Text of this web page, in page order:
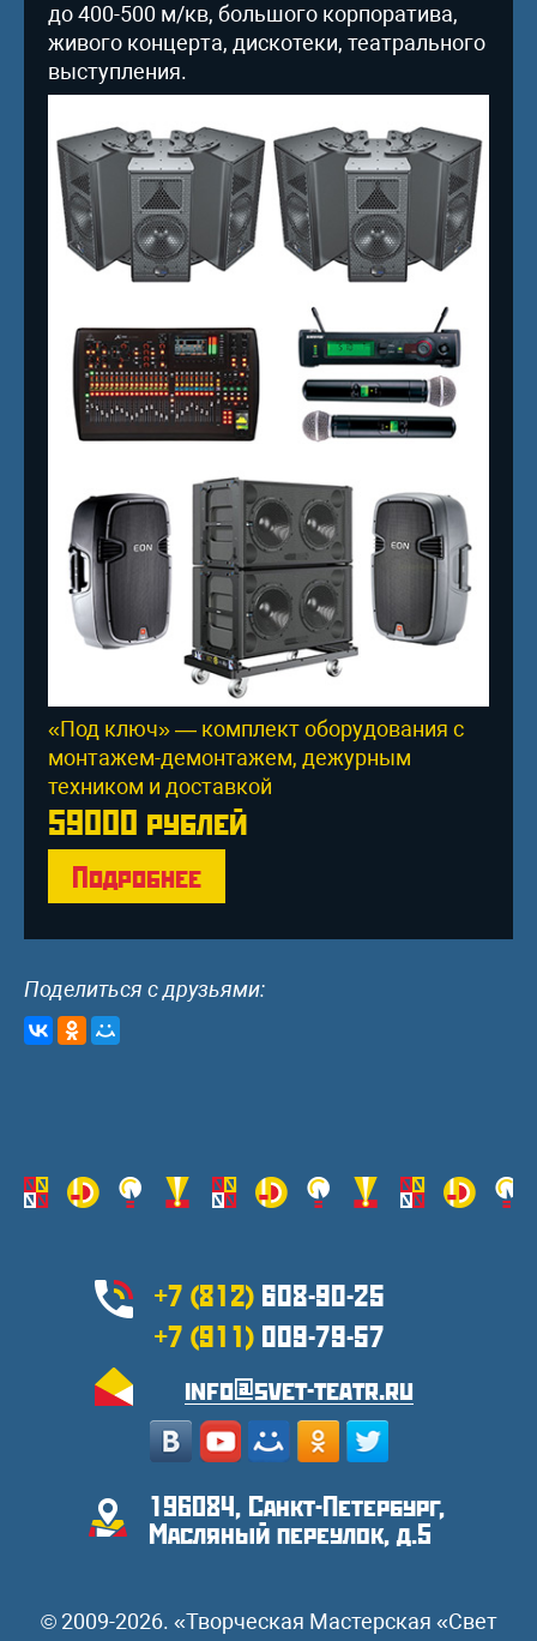
до 400-500 м/кв, большого корпоратива,
живого концерта, дискотеки, театрального
выступления.
«Под ключ» — комплект оборудования с
монтажем-демонтажем, дежурным
техником и доставкой
59000 рублей
Подробнее
Поделиться с друзьями:
+7 (812) 608-90-25
+7 (911) 009-79-57
info@svet-teatr.ru
196084, Санкт-Петербург,
Масляный переулок, д.5
© 2009-2026. «Творческая Мастерская «Свет